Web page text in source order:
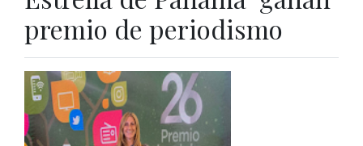
premio de periodismo